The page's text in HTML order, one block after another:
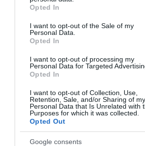
grant or deny consent to Google and its
use your data for below specified
consent section.
Opted In
I want to opt-out of the Sale of my
Personal Data.
Opted In
I want to opt-out of processing my
Personal Data for Targeted
Opted In
I want to opt-out of Collection, Use,
Retention, Sale, and/or Sharing of my
Personal Data that Is Unrelated with
Purposes for which it was collected.
Opted Out
Google consents
μετά τις εκπτώσεις, δεν θα
αλλά την νέα χαμηλότερη τιμή
ημέρες των τακτικών
προσφορές που έπονται των
πρέπει να έχουν ακόμα
από αυτές των εκπτώσεων,